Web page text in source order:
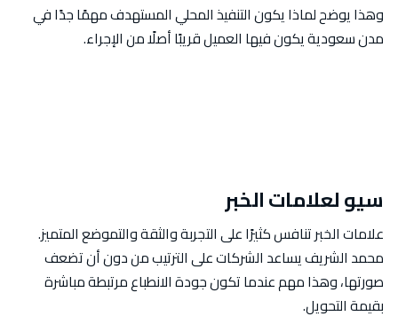
وهذا يوضح لماذا يكون التنفيذ المحلي المستهدف مهمًا جدًا في
مدن سعودية يكون فيها العميل قريبًا أصلًا من الإجراء.
سيو لعلامات الخبر
علامات الخبر تنافس كثيرًا على التجربة والثقة والتموضع المتميز.
محمد الشريف يساعد الشركات على الترتيب من دون أن تضعف
صورتها، وهذا مهم عندما تكون جودة الانطباع مرتبطة مباشرة
بقيمة التحويل.